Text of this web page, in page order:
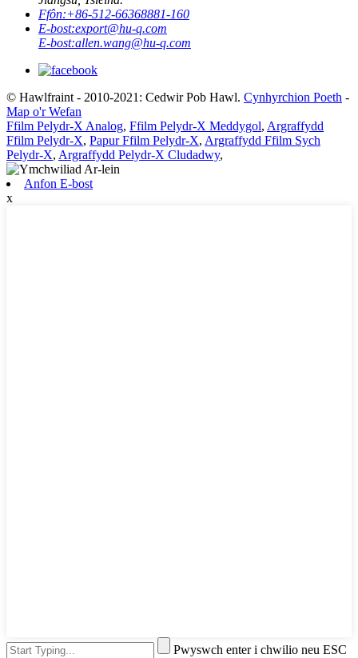
Ffôn:+86-512-66368881-160
E-bost:export@hu-q.com
E-bost:allen.wang@hu-q.com
© Hawlfraint - 2010-2021: Cedwir Pob Hawl. Cynhyrchion Poeth -
Map o'r Wefan
Ffilm Pelydr-X Analog, Ffilm Pelydr-X Meddygol, Argraffydd
Ffilm Pelydr-X, Papur Ffilm Pelydr-X, Argraffydd Ffilm Sych
Pelydr-X, Argraffydd Pelydr-X Cludadwy,
Anfon E-bost
x
Pwyswch enter i chwilio neu ESC